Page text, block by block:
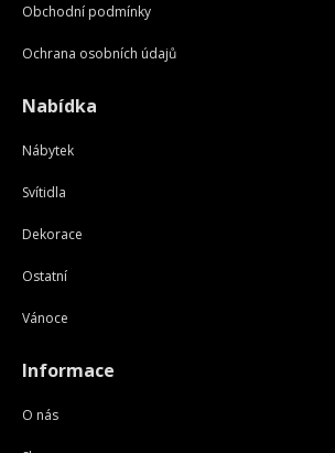
Obchodní podmínky
Ochrana osobních údajů
Nabídka
Nábytek
Svítidla
Dekorace
Ostatní
Vánoce
Informace
O nás